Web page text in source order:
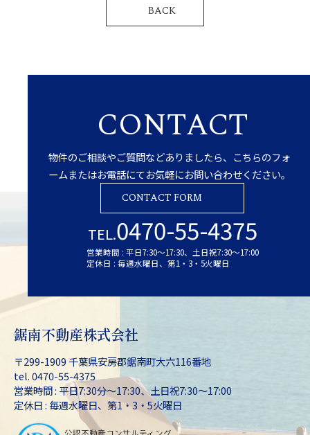
BACK
CONTACT
CONTACT FORM
物件のご相談やご質問などありましたら、こちらのフォ
ームまたはお電話にてお気軽にお問い合わせください。
TEL.0470-55-4375
営業時間 : 平日7:30～17:30、土日祝7:30～17:00
定休日 : 毎週水曜日、第1・3・5火曜日
鋸南不動産株式会社
〒299-1909 千葉県安房郡鋸南町大六116番地
tel. 0470-55-4375
営業時間 : 平日7:30分～17:30、土日祝7:30～17:00
定休日 : 毎週水曜日、第1・3・5火曜日